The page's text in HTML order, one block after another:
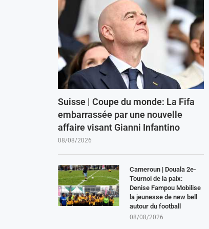
Suisse | Coupe du monde: La Fifa
embarrassée par une nouvelle
affaire visant Gianni Infantino
08/08/2026
Cameroun | Douala 2e-
Tournoi de la paix:
Denise Fampou Mobilise
la jeunesse de new bell
autour du football
08/08/2026